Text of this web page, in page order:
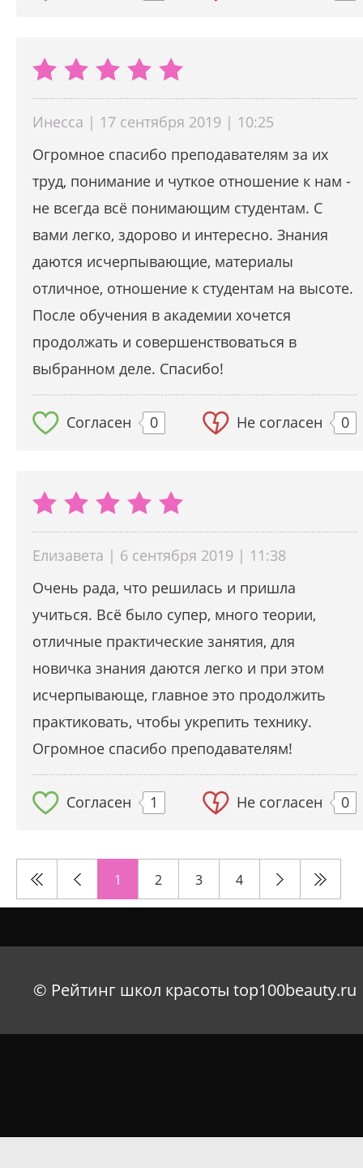
Инесса | 17 сентября 2019 | 10:25
Огромное спасибо преподавателям за их
труд, понимание и чуткое отношение к нам -
не всегда всё понимающим студентам. С
вами легко, здорово и интересно. Знания
даются исчерпывающие, материалы
отличное, отношение к студентам на высоте.
После обучения в академии хочется
продолжать и совершенствоваться в
выбранном деле. Спасибо!
Согласен 0 Не согласен 0
Елизавета | 6 сентября 2019 | 11:38
Очень рада, что решилась и пришла
учиться. Всё было супер, много теории,
отличные практические занятия, для
новичка знания даются легко и при этом
исчерпывающе, главное это продолжить
практиковать, чтобы укрепить технику.
Огромное спасибо преподавателям!
Согласен 1 Не согласен 0
1 2 3 4
© Рейтинг школ красоты top100beauty.ru